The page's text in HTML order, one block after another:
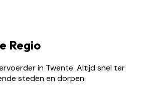
Regio
in Twente. Altijd snel ter
steden en dorpen.